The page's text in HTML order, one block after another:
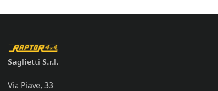
Saglietti S.r.l.
Via Piave, 33